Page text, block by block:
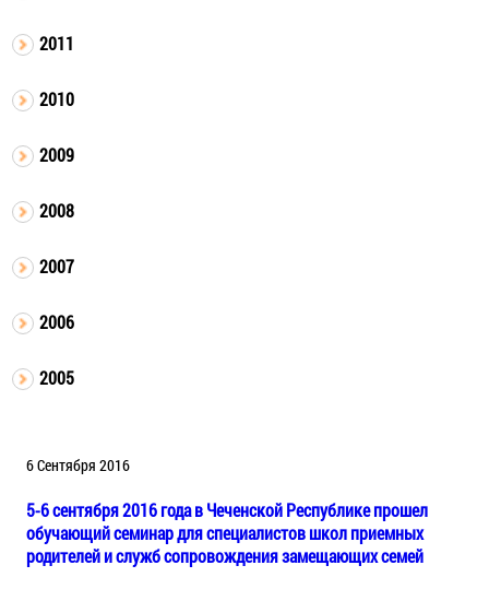
2011
2010
2009
2008
2007
2006
2005
6 Сентября 2016
5-6 сентября 2016 года в Чеченской Республике прошел
обучающий семинар для специалистов школ приемных
родителей и служб сопровождения замещающих семей